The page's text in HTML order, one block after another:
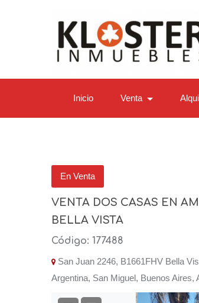
Inicio Venta
En Venta
VENTA DOS CASAS EN
BELLA VISTA
Código: 177488
San Juan 2246, B1661FHV Bella
Argentina, San Miguel, Buenos Aires,